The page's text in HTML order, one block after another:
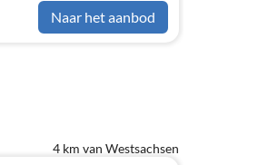
Naar het aanbod
4 km van Westsachsen